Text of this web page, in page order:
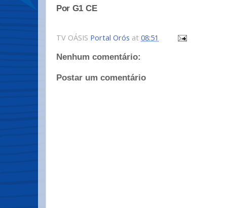
Por G1 CE
TV OÁSIS Portal Orós at 08:51
Nenhum comentário:
Postar um comentário